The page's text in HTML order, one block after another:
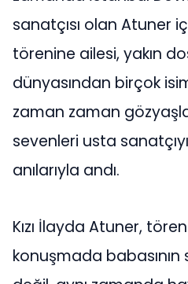
sanatçısı olan Atuner
törenine ailesi, yakın
dünyasından birçok
zaman zaman
sevenleri usta
anılarıyla andı.
Kızı İlayda Atuner,
konuşmada